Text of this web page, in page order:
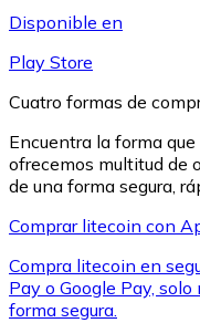
Disponible en
Play Store
Cuatro formas de
Encuentra la forma
ofrecemos multitud de
de una forma segura,
Comprar litecoin con
Compra litecoin en
Pay o Google Pay,
forma segura.